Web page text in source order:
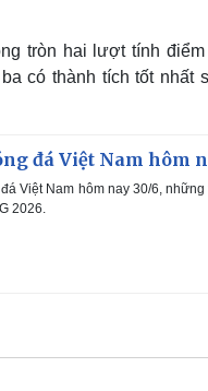
tròn hai lượt tính
có thành tích tốt nhất
đá Việt Nam hôm
Việt Nam hôm nay 30/6,
2026.